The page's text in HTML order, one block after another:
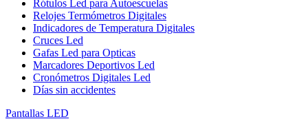
Rótulos Led para Autoescuelas
Relojes Termómetros Digitales
Indicadores de Temperatura Digitales
Cruces Led
Gafas Led para Opticas
Marcadores Deportivos Led
Cronómetros Digitales Led
Días sin accidentes
Pantallas LED